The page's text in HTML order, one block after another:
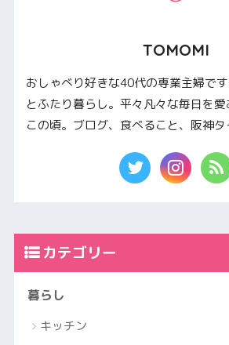
TOMOMI
おしゃべり好きな40代の専業主婦で
とふたり暮らし。平々凡々な毎日を
この頃。ブログ、食べること、阪神タ
カテゴリー
暮らし
キッチン